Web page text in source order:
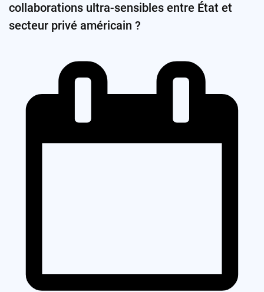
collaborations ultra-sensibles entre État et
secteur privé américain ?